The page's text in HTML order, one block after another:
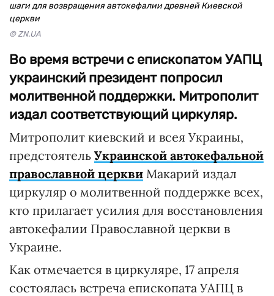
шаги для возвращения автокефалии древней Киевской
церкви
© ZN.UA
Во время встречи с епископатом УАПЦ
украинский президент попросил
молитвенной поддержки. Митрополит
издал соответствующий циркуляр.
Митрополит киевский и всея Украины,
предстоятель Украинской автокефальной
православной церкви Макарий издал
циркуляр о молитвенной поддержке всех,
кто прилагает усилия для восстановления
автокефалии Православной церкви в
Украине.
Как отмечается в циркуляре, 17 апреля
состоялась встреча епископата УАПЦ в